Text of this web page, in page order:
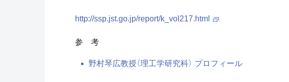
http://ssp.jst.go.jp/report/k_vol217.html
参 考
野村琴広教授（理工学研究科） プロフィール